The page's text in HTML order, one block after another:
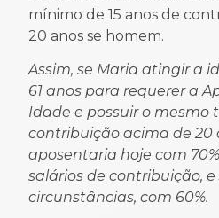
mínimo de 15 anos de
20 anos se homem.
Assim, se Maria atingir a
61 anos para requerer a
Idade e possuir o mesmo
contribuição acima de 20
aposentaria hoje com
salários de contribuição,
circunstâncias, com 60%.